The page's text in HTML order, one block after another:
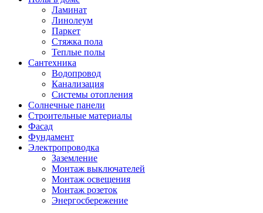
Ламинат
Линолеум
Паркет
Стяжка пола
Теплые полы
Сантехника
Водопровод
Канализация
Системы отопления
Солнечные панели
Строительные материалы
Фасад
Фундамент
Электропроводка
Заземление
Монтаж выключателей
Монтаж освещения
Монтаж розеток
Энергосбережение